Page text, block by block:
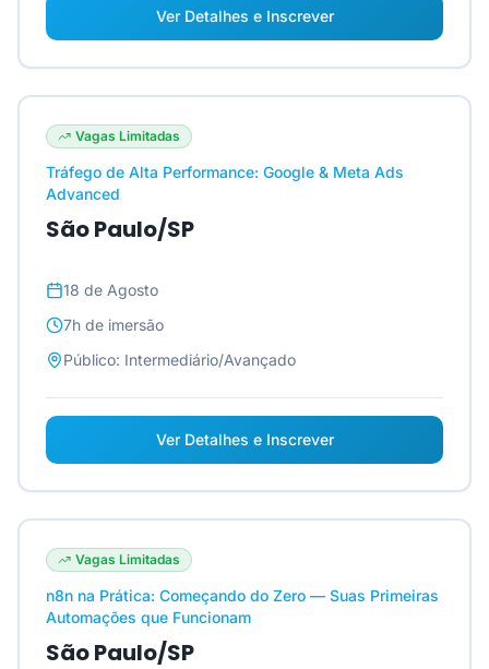
Ver Detalhes e Inscrever
Vagas Limitadas
Tráfego de Alta Performance: Google & Meta Ads
Advanced
São Paulo/SP
18 de Agosto
7h de imersão
Público: Intermediário/Avançado
Ver Detalhes e Inscrever
Vagas Limitadas
n8n na Prática: Começando do Zero — Suas Primeiras
Automações que Funcionam
São Paulo/SP